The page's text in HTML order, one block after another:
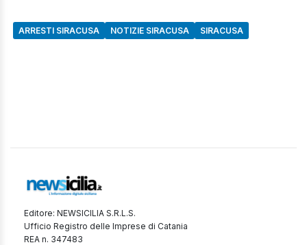
ARRESTI SIRACUSA NOTIZIE SIRACUSA SIRACUSA
Editore: NEWSICILIA S.R.L.S.
Ufficio Registro delle Imprese di Catania
REA n. 347483